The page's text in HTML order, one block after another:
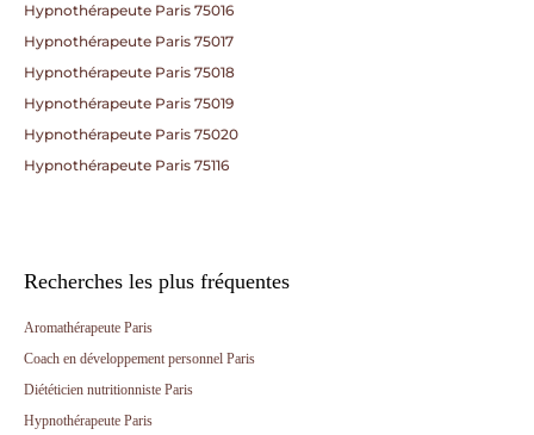
Hypnothérapeute Paris 75016
Hypnothérapeute Paris 75017
Hypnothérapeute Paris 75018
Hypnothérapeute Paris 75019
Hypnothérapeute Paris 75020
Hypnothérapeute Paris 75116
Recherches les plus fréquentes
Aromathérapeute Paris
Coach en développement personnel Paris
Diététicien nutritionniste Paris
Hypnothérapeute Paris